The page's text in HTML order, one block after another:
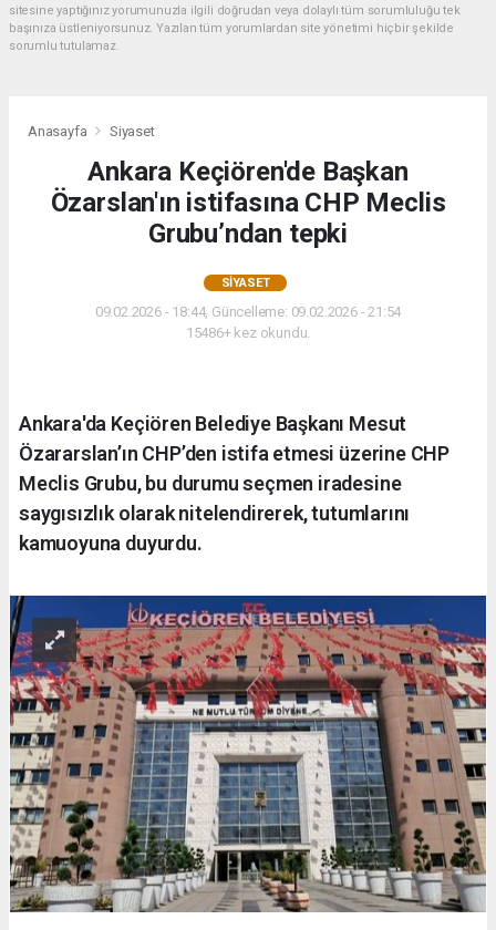
sitesine yaptığınız yorumunuzla ilgili doğrudan veya dolaylı tüm sorumluluğu tek
başınıza üstleniyorsunuz. Yazılan tüm yorumlardan site yönetimi hiçbir şekilde
sorumlu tutulamaz.
Anasayfa Siyaset
Ankara Keçiören'de Başkan
Özarslan'ın istifasına CHP Meclis
Grubu’ndan tepki
SIYASET
09.02.2026 - 18:44, Güncelleme: 09.02.2026 - 21:54
15486+ kez okundu.
Ankara'da Keçiören Belediye Başkanı Mesut
Özararslan’ın CHP’den istifa etmesi üzerine CHP
Meclis Grubu, bu durumu seçmen iradesine
saygısızlık olarak nitelendirerek, tutumlarını
kamuoyuna duyurdu.